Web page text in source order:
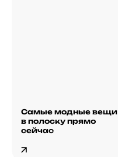
Самые модные вещи
в полоску прямо
сейчас